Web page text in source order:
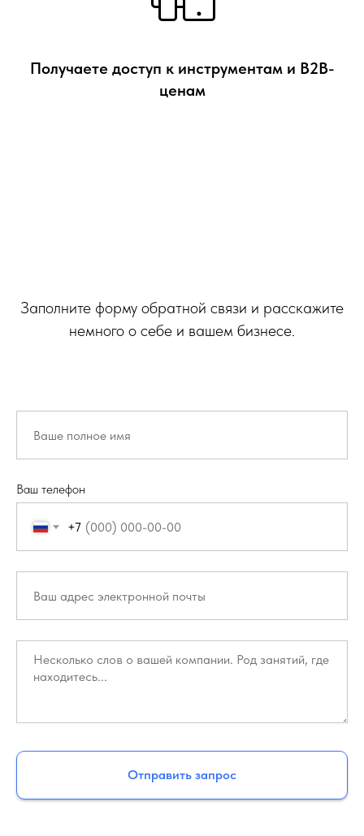
Получаете доступ к инструментам и B2B-
ценам
Заполните форму обратной связи и расскажите
немного о себе и вашем бизнесе.
Ваш телефон
+7
Отправить запрос